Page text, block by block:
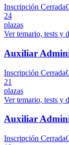
Inscripción Cerrada
24
plazas
Ver temario, tests y
Auxiliar
Inscripción Cerrada
21
plazas
Ver temario, tests y
Auxiliar
Inscripción Cerrada